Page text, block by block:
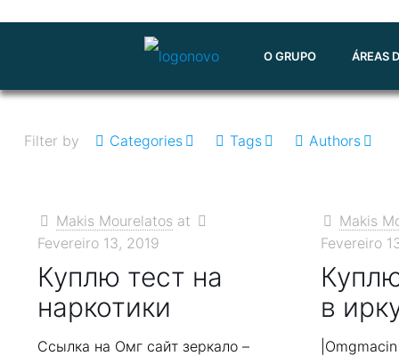
O GRUPO ÁREAS
Filter by Categories Tags Authors
Makis Mourelatos at
Fevereiro 13, 2019
Куплю тест на
наркотики
Ссылка на Омг сайт зеркало –
Makis
Fevereiro
в